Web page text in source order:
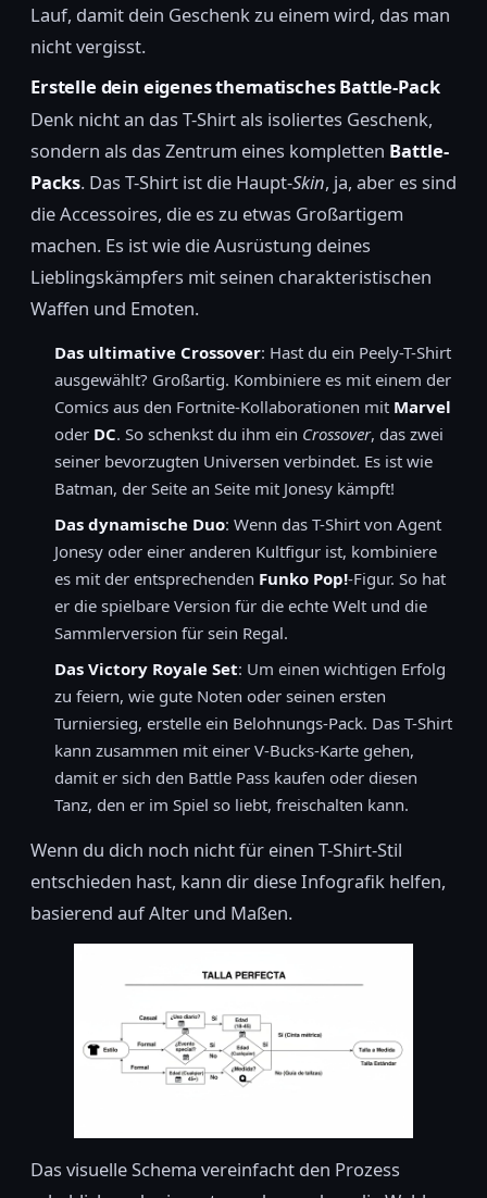
Lauf, damit dein Geschenk zu einem wird, das man
nicht vergisst.
Erstelle dein eigenes thematisches Battle-Pack
Denk nicht an das T-Shirt als isoliertes Geschenk,
sondern als das Zentrum eines kompletten Battle-
Packs. Das T-Shirt ist die Haupt-Skin, ja, aber es sind
die Accessoires, die es zu etwas Großartigem
machen. Es ist wie die Ausrüstung deines
Lieblingskämpfers mit seinen charakteristischen
Waffen und Emoten.
Das ultimative Crossover: Hast du ein Peely-T-Shirt
ausgewählt? Großartig. Kombiniere es mit einem der
Comics aus den Fortnite-Kollaborationen mit Marvel
oder DC. So schenkst du ihm ein Crossover, das zwei
seiner bevorzugten Universen verbindet. Es ist wie
Batman, der Seite an Seite mit Jonesy kämpft!
Das dynamische Duo: Wenn das T-Shirt von Agent
Jonesy oder einer anderen Kultfigur ist, kombiniere
es mit der entsprechenden Funko Pop!-Figur. So hat
er die spielbare Version für die echte Welt und die
Sammlerversion für sein Regal.
Das Victory Royale Set: Um einen wichtigen Erfolg
zu feiern, wie gute Noten oder seinen ersten
Turniersieg, erstelle ein Belohnungs-Pack. Das T-Shirt
kann zusammen mit einer V-Bucks-Karte gehen,
damit er sich den Battle Pass kaufen oder diesen
Tanz, den er im Spiel so liebt, freischalten kann.
Wenn du dich noch nicht für einen T-Shirt-Stil
entschieden hast, kann dir diese Infografik helfen,
basierend auf Alter und Maßen.
Das visuelle Schema vereinfacht den Prozess